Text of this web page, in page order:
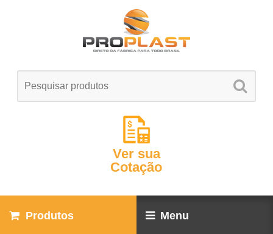
Ver sua
Cotação
Produtos Menu